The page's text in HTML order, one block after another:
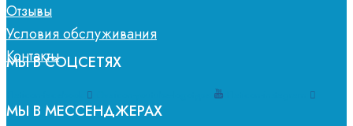
Отзывы
Условия обслуживания
Контакты
МЫ В СОЦСЕТЯХ
МЫ В МЕССЕНДЖЕРАХ